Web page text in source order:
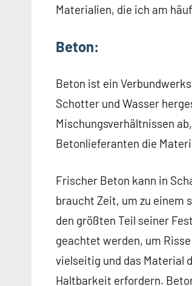
Materialien, die ich am
Beton:
Beton ist ein
Schotter und Wasser
Mischungsverhältnissen
Betonlieferanten die
Frischer Beton kann in
braucht Zeit, um zu einem
den größten Teil seiner
geachtet werden, um
vielseitig und das Material
Haltbarkeit erfordern.